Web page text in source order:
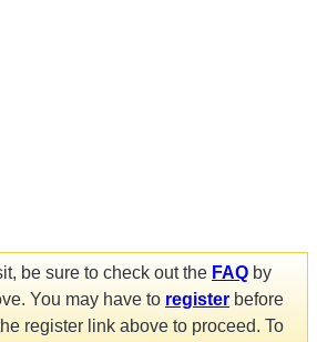
be sure to check out the FAQ by
You may have to register before
register link above to proceed. To